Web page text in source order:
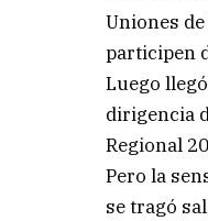
Uniones
participen
Luego
dirigencia
Regional
Pero la
se tragó